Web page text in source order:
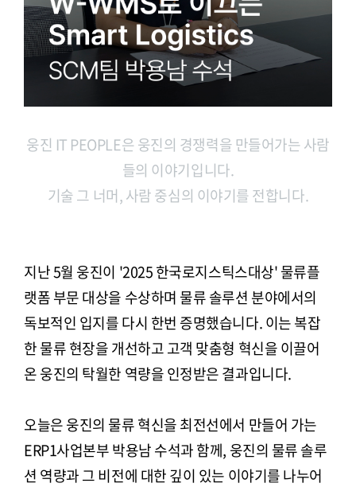
웅진 IT PEOPLE은 웅진의 경쟁력을 만들어가는 사람
들의 이야기입니다.
기술 그 너머, 사람 중심의 이야기를 전합니다.
지난 5월 웅진이 '2025 한국로지스틱스대상' 물류플
랫폼 부문 대상을 수상하며 물류 솔루션 분야에서의
독보적인 입지를 다시 한번 증명했습니다. 이는 복잡
한 물류 현장을 개선하고 고객 맞춤형 혁신을 이끌어
온 웅진의 탁월한 역량을 인정받은 결과입니다.
오늘은 웅진의 물류 혁신을 최전선에서 만들어 가는
ERP1사업본부 박용남 수석과 함께, 웅진의 물류 솔루
션 역량과 그 비전에 대한 깊이 있는 이야기를 나누어